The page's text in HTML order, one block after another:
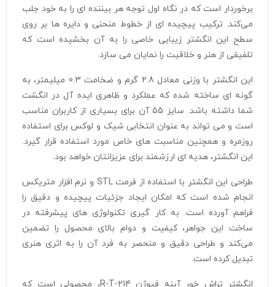
برخوردار است که در نگاه اول توجه هر بیننده‌ ای را به خود جلب
می‌کند. ترکیب پیچیده‌ ای از خطوط منحنی و دایره‌ ها بر روی
سطح این انگشتر زیبایی خاصی را به آن بخشیده است که
تلفیقی از هنر و خلاقیت را نمایان می‌ سازد.
این انگشتر با وزنی معادل 2.8 گرم و ضخامت 0.3 میلیمتر، به
گونه‌ ای ساخته شده که عملکرد و ظاهری ایده‌ آل در انگشت
شما داشته باشد. سایز 55 آن برای بسیاری از کاربران مناسب
است و می‌ تواند به عنوان انتخابی شیک و لوکس برای استفاده
روزمره و همچنین مناسبت‌ های خاص مورد استفاده قرار گیرد.
این انگشتر، هدیه‌ ای ارزشمند برای عزیزانتان خواهد بود.
طراحی این انگشتر با استفاده از فرمت STL و نرم‌ افزار متریکس
انجام شده است که امکان ایجاد جزئیات پیچیده و دقیق را
فراهم آورده است. به کار گیری تکنولوژی‌ های پیشرفته در
ساخت این جواهر، کیفیت و دوام بالای محصول را تضمین
می‌کند و طراحی دقیق و منحصر به فرد آن را به اثری هنری
تبدیل کرده است.
انگشتر تراش خور آینه فیوژن R-T-214، محصولی است که